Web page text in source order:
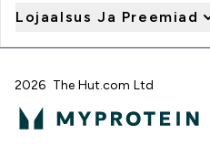
Lojaalsus Ja Preemiad
2026 The Hut.com Ltd